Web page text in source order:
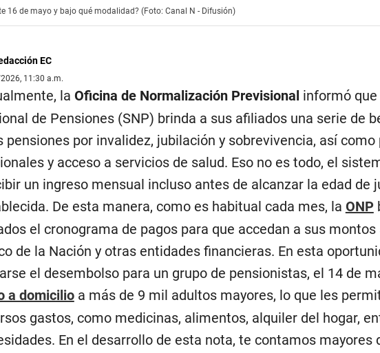
16 de mayo y bajo qué modalidad? (Foto: Canal N - Difusión)
EC
11:30 a.m.
la Oficina de Normalización Previsional informó
de Pensiones (SNP) brinda a sus afiliados una serie de
pensiones por invalidez, jubilación y sobrevivencia, así como
y acceso a servicios de salud. Eso no es todo, el
un ingreso mensual incluso antes de alcanzar la edad de
De esta manera, como es habitual cada mes, la ONP
el cronograma de pagos para que accedan a sus
de la Nación y otras entidades financieras. En esta
el desembolso para un grupo de pensionistas, el 14 de
a domicilioa más de 9 mil adultos mayores, lo que les
gastos, como medicinas, alimentos, alquiler del hogar,
En el desarrollo de esta nota, te contamos mayores